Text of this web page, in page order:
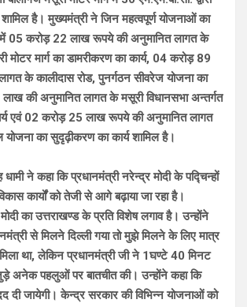
है। मुख्यमंत्री ने जिन महत्वपूर्ण योजनाओं का
05 करोड़ 22 लाख रूपये की अनुमानित लागत के
मोटर मार्ग का डामरीकरण का कार्य, 04 करोड़ 89
के कालीदास रोड, पुनर्गठन सीवरेज योजना का
की अनुमानित लागत के मसूरी विधानसभा अन्तर्गत
एवं 02 करोड़ 25 लाख रूपये की अनुमानित लागत
का सुदृढ़ीकरण का कार्य शामिल है।
ने कहा कि प्रधानमंत्री नरेन्द्र मोदी के पद्चिन्हों
कार्यों को तेजी से आगे बढ़ाया जा रहा है।
का उत्तराखण्ड के प्रति विशेष लगाव है। उन्होंने
से मिलने दिल्ली गया तो मुझे मिलने के लिए मात्र
था, लेकिन प्रधानमंत्री जी ने 1घण्टे 40 मिनट
अनेक पहलुओं पर बातचीत की। उन्होंने कहा कि
दी जायेगी। केन्द्र सरकार की विभिन्न योजनाओं को